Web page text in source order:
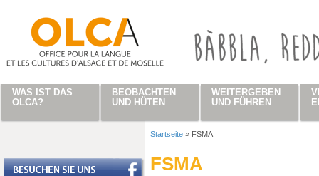
Startseite » FSMA
FSMA
WAS IST DAS
OLCA?
BEOBACHTEN
UND HÜTEN
WEITERGEBEN
UND FÜHREN